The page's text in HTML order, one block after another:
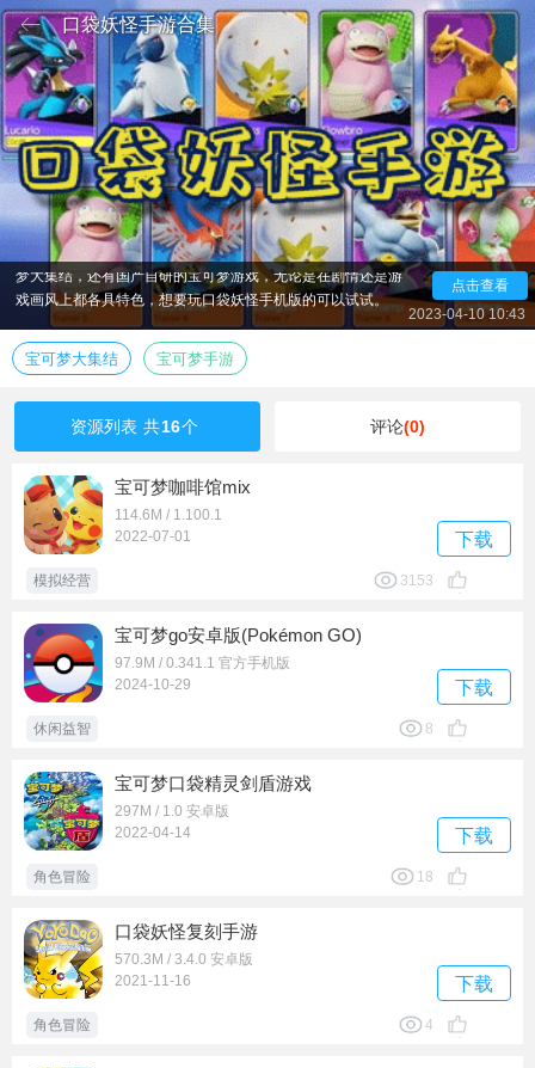
口袋妖怪手游合集
口袋妖怪是任天堂开发的掌机游戏系列，双名精灵宝可
梦，现在移动端越来越火爆，很多朋友也想要在手机端体验精
灵宝可梦的游戏，小编整理了几款可以完美在手机上玩的口袋
妖怪手游给大家，包含了还原度最高的口袋妖怪复刻版，宝可
梦大集结，还有国产自研的宝可梦游戏，无论是在剧情还是游
戏画风上都各具特色，想要玩口袋妖怪手机版的可以试试。
点击查看
2023-04-10 10:43
宝可梦大集结 宝可梦手游
资源列表 共16个 评论(0)
宝可梦咖啡馆mix
114.6M / 1.100.1
2022-07-01
下载
模拟经营 3153
宝可梦go安卓版(Pokémon GO)
97.9M / 0.341.1 官方手机版
2024-10-29
下载
休闲益智 8
宝可梦口袋精灵剑盾游戏
297M / 1.0 安卓版
2022-04-14
下载
角色冒险 18
口袋妖怪复刻手游
570.3M / 3.4.0 安卓版
2021-11-16
下载
角色冒险 4